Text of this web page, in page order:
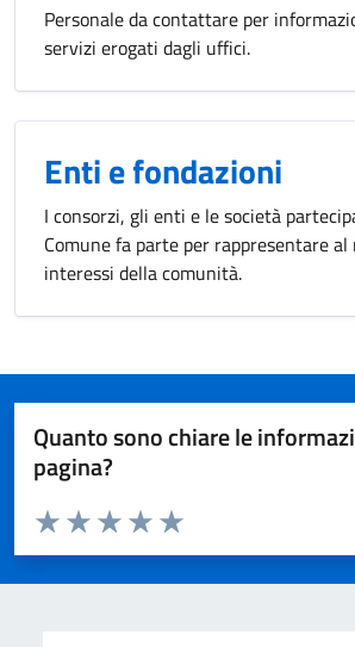
Personale da contattare per
servizi erogati dagli uffici.
Enti e fondazioni
I consorzi, gli enti e le società
Comune fa parte per rappresentare al
interessi della comunità.
Quanto sono chiare le
pagina?
Valuta da 1 a 5 stelle la pagina
Valuta 5 stelle su 5
Valuta 4 stelle su 5
Valuta 3 stelle su 5
Valuta 2 stelle su 5
Valuta 1 stelle su 5